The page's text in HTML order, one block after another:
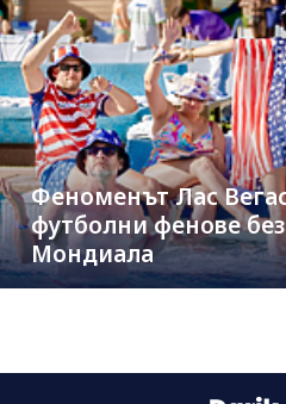
Феноменът Лас
футболни фенове
Мондиала